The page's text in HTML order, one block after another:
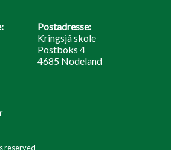
Postadresse:
Kringsjå skole
Postboks 4
4685 Nodeland
reserved